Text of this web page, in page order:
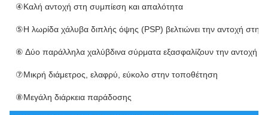
④Καλή αντοχή στη συμπίεση και απαλότητα
⑤Η λωρίδα χάλυβα διπλής όψης (PSP) βελτιώνει την αντοχή
⑥ Δύο παράλληλα χαλύβδινα σύρματα εξασφαλίζουν την αντοχή
⑦Μικρή διάμετρος, ελαφρύ, εύκολο στην τοποθέτηση
⑧Μεγάλη διάρκεια παράδοσης